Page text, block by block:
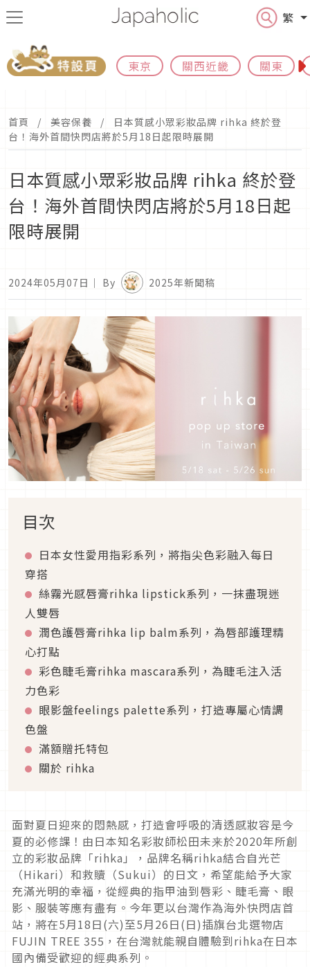
繁
東京 關西近畿 關東
首頁 美容保養
日本質感小眾彩妝品牌 rihka 終於登
台！海外首間快閃店將於5月18日起限時展開
日本質感小眾彩妝品牌 rihka 終於登
台！海外首間快閃店將於5月18日起
限時展開
2024年05月07日 ｜ By 2025年新聞稿
目次
日本女性愛用指彩系列，將指尖色彩融入每日
穿搭
絲霧光感唇膏rihka lipstick系列，一抹盡現迷
人雙唇
潤色護唇膏rihka lip balm系列，為唇部護理精
心打點
彩色睫毛膏rihka mascara系列，為睫毛注入活
力色彩
眼影盤feelings palette系列，打造專屬心情調
色盤
滿額贈托特包
關於 rihka
面對夏日迎來的悶熱感，打造會呼吸的清透感妝容是今
夏的必修課！由日本知名彩妝師松田未来於2020年所創
立的彩妝品牌「rihka」，品牌名稱rihka結合自光芒
（Hikari）和救贖（Sukui）的日文，希望能給予大家
充滿光明的幸福，從經典的指甲油到唇彩、睫毛膏、眼
影、服裝等應有盡有。今年更以台灣作為海外快閃店首
站，將在5月18日(六)至5月26日(日)插旗台北選物店
FUJIN TREE 355，在台灣就能親自體驗到rihka在日本
國內備受歡迎的經典系列。